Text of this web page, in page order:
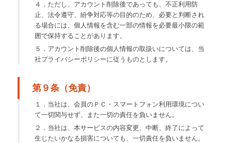
４．ただし、アカウント削除後であっても、不正利用防
止、法令遵守、紛争対応等の目的のため、必要と判断され
る場合には、個人情報を含む一部の情報を必要最小限の範
囲で保持することがあります。
５．アカウント削除後の個人情報の取扱いについては、当
社プライバシーポリシーに従うものとします。
第９条（免責）
１．当社は、会員のＰＣ・スマートフォン利用環境につい
て一切関与せず、また一切の責任を負いません。
２．当社は、本サービスの内容変更、中断、終了によって
生じたいかなる損害についても、一切責任を負いません。